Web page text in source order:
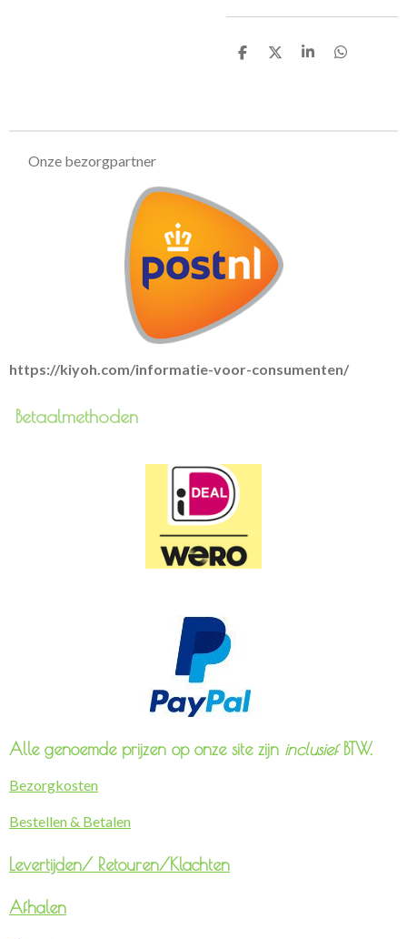
D
D
S
D
Onze bezorgpartner
https://kiyoh.com/informatie-voor-consumenten/
Betaalmethoden
Alle genoemde prijzen op onze site zijn inclusiefBTW.
Bezorgkosten
Bestellen & Betalen
Levertijden/ Retouren/Klachten
Afhalen